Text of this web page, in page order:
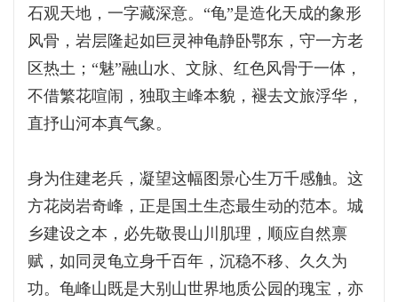
石观天地，一字藏深意。“龟”是造化天成的象形
风骨，岩层隆起如巨灵神龟静卧鄂东，守一方老
区热土；“魅”融山水、文脉、红色风骨于一体，
不借繁花喧闹，独取主峰本貌，褪去文旅浮华，
直抒山河本真气象。
身为住建老兵，凝望这幅图景心生万千感触。这
方花岗岩奇峰，正是国土生态最生动的范本。城
乡建设之本，必先敬畏山川肌理，顺应自然禀
赋，如同灵龟立身千百年，沉稳不移、久久为
功。龟峰山既是大别山世界地质公园的瑰宝，亦